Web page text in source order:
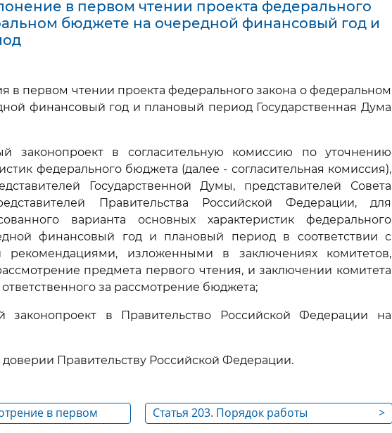
в первом чтении проекта федерального
бюджете на очередной финансовый год и
в первом чтении проекта федерального закона о федеральном
финансовый год и плановый период Государственная Дума
законопроект в согласительную комиссию по уточнению
федерального бюджета (далее - согласительная комиссия),
Государственной Думы, представителей Совета
Правительства Российской Федерации, для
варианта основных характеристик федерального
финансовый год и плановый период в соответствии с
изложенными в заключениях комитетов,
предмета первого чтения, и заключении комитета
за рассмотрение бюджета;
законопроект в Правительство Российской Федерации на
доверии Правительству Российской Федерации.
в первом
>
Статья 203. Порядок работы